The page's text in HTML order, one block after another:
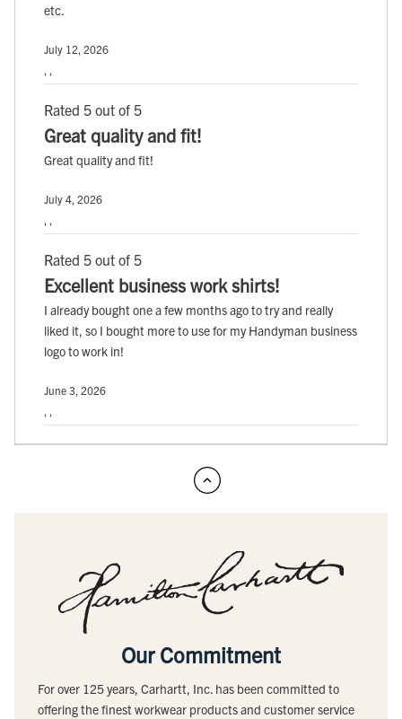
etc.
July 12, 2026
Rated 5 out of 5
Great quality and fit!
Great quality and fit!
July 4, 2026
Rated 5 out of 5
Excellent business work shirts!
I already bought one a few months ago to try and really
liked it, so I bought more to use for my Handyman business
logo to work in!
June 3, 2026
Our Commitment
For over 125 years, Carhartt, Inc. has been committed to
offering the finest workwear products and customer service